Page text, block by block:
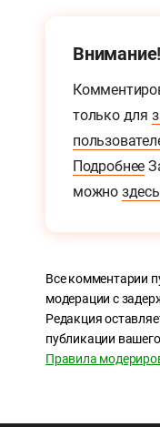
Внимание!
только для
Подробнее
можно
Все комментарии
модерации с
Редакция
публикации
Правила